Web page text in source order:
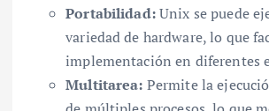
Portabilidad:Unix se puede
variedad de hardware, lo que
implementación en diferentes
Multitarea: Permite la